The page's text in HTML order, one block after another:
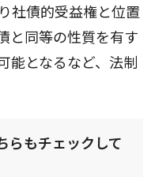
社債的受益権と位置
と同等の性質を有す
能となるなど、法制
らもチェックして